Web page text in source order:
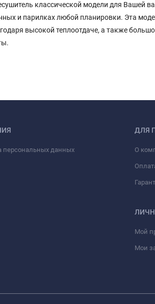
классической модели для Вашей
и парилках любой планировки. Эта
высокой теплоотдаче, а также
персональных данных
ДЛЯ
О
Мой
Мои